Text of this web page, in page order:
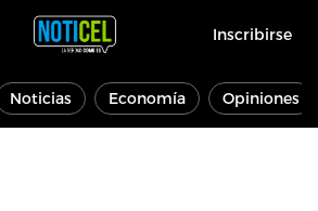
Inscribirse
Noticias Economía Opiniones